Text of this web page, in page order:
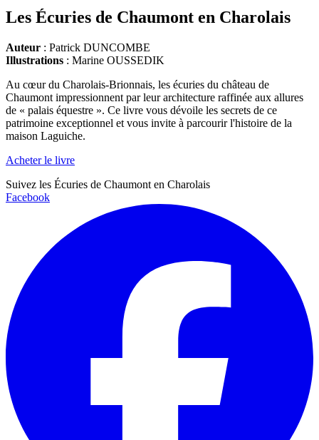
Les Écuries de Chaumont en Charolais
Auteur : Patrick DUNCOMBE
Illustrations : Marine OUSSEDIK
Au cœur du Charolais-Brionnais, les écuries du château de
Chaumont impressionnent par leur architecture raffinée aux allures
de « palais équestre ». Ce livre vous dévoile les secrets de ce
patrimoine exceptionnel et vous invite à parcourir l'histoire de la
maison Laguiche.
Acheter le livre
Suivez les Écuries de Chaumont en Charolais
Facebook